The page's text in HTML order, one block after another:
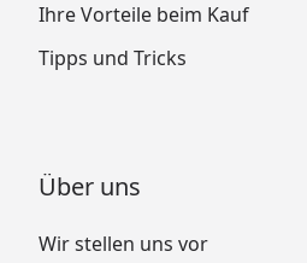
Ihre Vorteile beim Kauf
Tipps und Tricks
Über uns
Wir stellen uns vor